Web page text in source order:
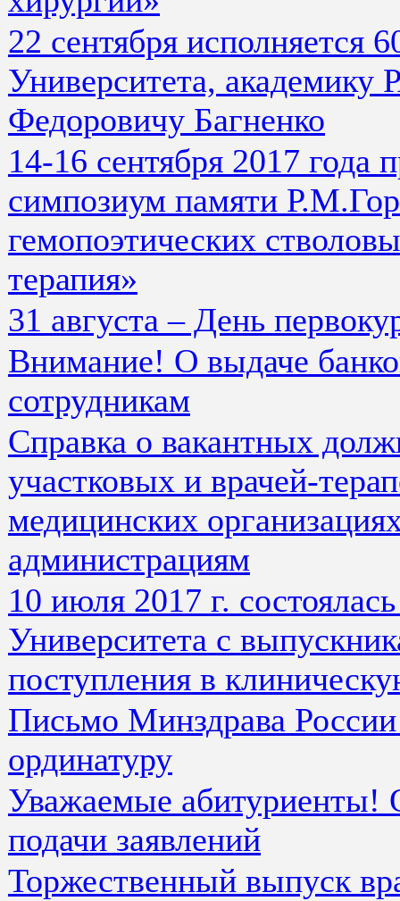
22 сентября исполняется
Университета,
Федоровичу Багненко
14-16 сентября 2017
симпозиум памяти
гемопоэтических
терапия»
31 августа – День
Внимание! О выдаче
сотрудникам
Справка о вакантных
участковых и врачей-
медицинских
администрациям
10 июля 2017 г.
Университета с
поступления в
Письмо Минздрава
ординатуру
Уважаемые абитуриенты!
подачи заявлений
Торжественный выпуск